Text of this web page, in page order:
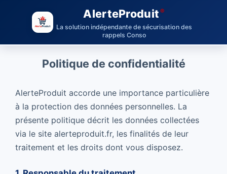
AlerteProduit
La solution indépendante de sécurisation des
rappels Conso
Politique de confidentialité
AlerteProduit accorde une importance particulière
à la protection des données personnelles. La
présente politique décrit les données collectées
via le site alerteproduit.fr, les finalités de leur
traitement et les droits dont vous disposez.